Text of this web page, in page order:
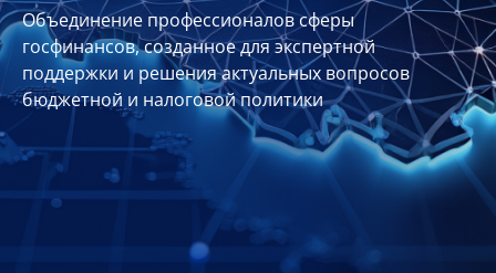
Союза
Участники
Планы
отчеты
Контакты
Объединение профессионалов сферы
госфинансов, созданное для экспертной
поддержки и решения актуальных вопросов
бюджетной и налоговой политики